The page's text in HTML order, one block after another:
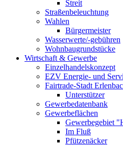
Streit
Straßenbeleuchtung
Wahlen
Bürgermeister
Wasserwerte/-gebühren
Wohnbaugrundstücke
Wirtschaft & Gewerbe
Einzelhandelskonzept
EZV Energie- und
Fairtrade-Stadt
Unterstützer
Gewerbedatenbank
Gewerbeflächen
Gewerbegebiet
Im Fluß
Pfützenäcker